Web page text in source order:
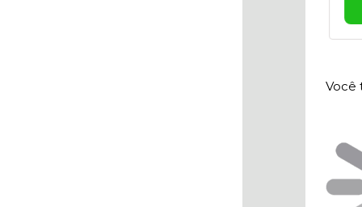
Você